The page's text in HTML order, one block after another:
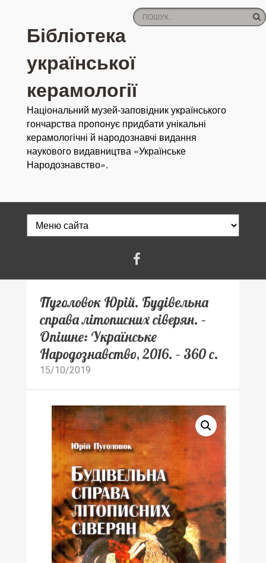
Бібліотека
української
керамології
Національний музей-заповідник українського
гончарства пропонує придбати унікальні
керамологічні й народознавчі видання
наукового видавництва «Українське
Народознавство».
Пуголовок Юрій. Будівельна
справа літописних сіверян. –
Опішне: Українське
Народознавство, 2016. – 360 с.
15/10/2019